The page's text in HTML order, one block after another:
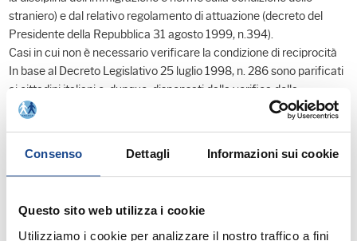
Consenso Dettagli Informazioni sui cookie
Questo sito web utilizza i cookie
Utilizziamo i cookie per analizzare il nostro traffico a fini
straniero) e dal relativo regolamento di attuazione (decreto del
Presidente della Repubblica 31 agosto 1999, n.394).
Casi in cui non è necessario verificare la condizione di reciprocità
In base al Decreto Legislativo 25 luglio 1998, n. 286 sono parificati
ai cittadini italiani e, dunque, dispensati dalla verifica della
condizione di reciprocità:
*i cittadini extracomunitari che soggiornino in territorio italiano e
siano titolari della carta di soggiorno o di un regolare permesso di
autonomo, per l'esercizio di un'impresa individuale, per motivi di
famiglia, per motivi umanitari e per motivi di studio;